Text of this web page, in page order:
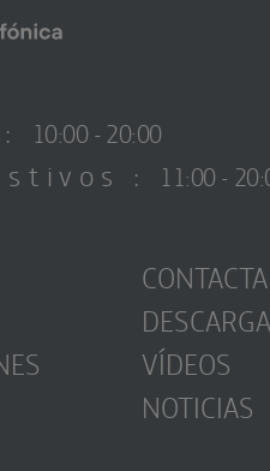
10:00 - 20:00
: 11:00 -
CONTACTA
VÍDEOS
NOTICIAS